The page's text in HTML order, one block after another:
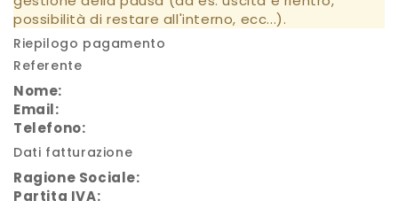
possibilità di restare all'interno, ecc...).
Riepilogo pagamento
Referente
Nome:
Email:
Telefono:
Dati fatturazione
Ragione Sociale:
Partita IVA: